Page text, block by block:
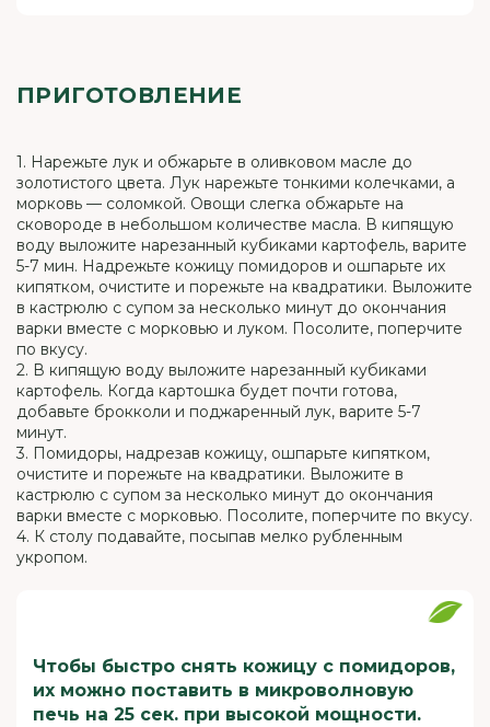
ПРИГОТОВЛЕНИЕ
1. Нарежьте лук и обжарьте в оливковом масле до
золотистого цвета. Лук нарежьте тонкими колечками, а
морковь — соломкой. Овощи слегка обжарьте на
сковороде в небольшом количестве масла. В кипящую
воду выложите нарезанный кубиками картофель, варите
5-7 мин. Надрежьте кожицу помидоров и ошпарьте их
кипятком, очистите и порежьте на квадратики. Выложите
в кастрюлю с супом за несколько минут до окончания
варки вместе с морковью и луком. Посолите, поперчите
по вкусу.
2. В кипящую воду выложите нарезанный кубиками
картофель. Когда картошка будет почти готова,
добавьте брокколи и поджаренный лук, варите 5-7
минут.
3. Помидоры, надрезав кожицу, ошпарьте кипятком,
очистите и порежьте на квадратики. Выложите в
кастрюлю с супом за несколько минут до окончания
варки вместе с морковью. Посолите, поперчите по вкусу.
4. К столу подавайте, посыпав мелко рубленным
укропом.
Чтобы быстро снять кожицу с помидоров,
их можно поставить в микроволновую
печь на 25 сек. при высокой мощности.